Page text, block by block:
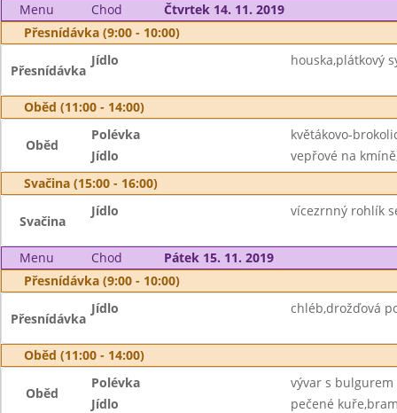
Menu Chod
Čtvrtek 14. 11. 2019
Přesnídávka (9:00 - 10:00)
Přesnídávka
Jídlo houska,plátkový
Oběd (11:00 - 14:00)
Oběd
Polévka
květákovo-
Jídlo
vepřové na
Svačina (15:00 - 16:00)
Svačina
Jídlo vícezrnný rohlík
Menu Chod
Pátek 15. 11. 2019
Přesnídávka (9:00 - 10:00)
Přesnídávka
Jídlo chléb,drožďová
Oběd (11:00 - 14:00)
Oběd
Polévka
vývar s bulgurem
Jídlo
pečené